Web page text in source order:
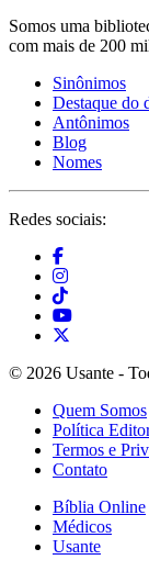
Somos uma
com mais de 200
Sinônimos
Destaque do
Antônimos
Blog
Nomes
Redes sociais:
© 2026 Usante -
Quem Somos
Política
Termos e
Contato
Bíblia Online
Médicos
Usante